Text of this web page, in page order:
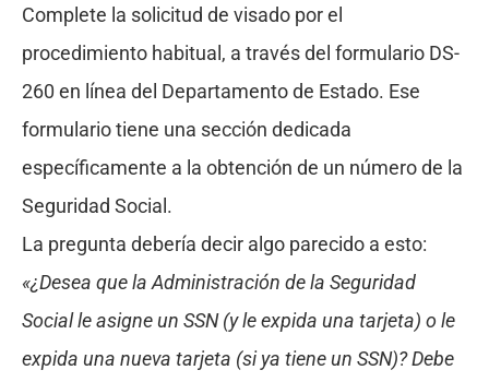
Complete la solicitud de visado por el
procedimiento habitual, a través del formulario DS-
260 en línea del Departamento de Estado. Ese
formulario tiene una sección dedicada
específicamente a la obtención de un número de la
Seguridad Social.
La pregunta debería decir algo parecido a esto:
«¿Desea que la Administración de la Seguridad
Social le asigne un SSN (y le expida una tarjeta) o le
expida una nueva tarjeta (si ya tiene un SSN)? Debe